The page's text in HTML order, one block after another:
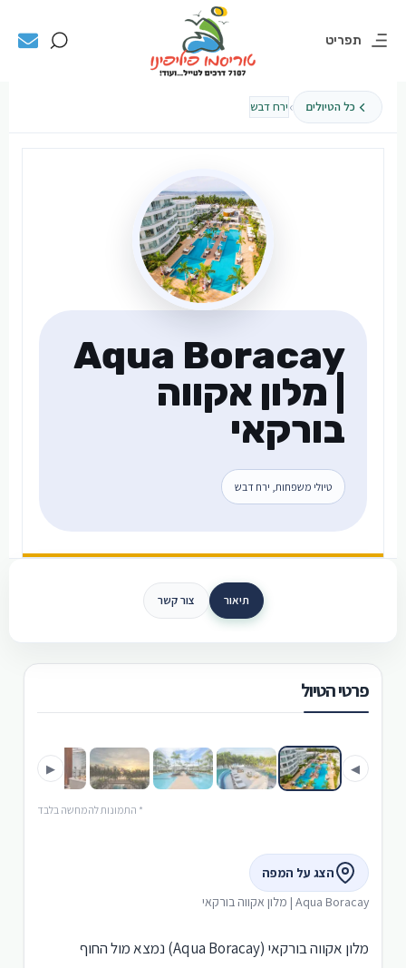
תפריט
כל הטיולים ›ירח דבש
Aqua Boracay
| מלון אקווה
בורקאי
טיולי משפחות, ירח דבש
תיאור צור קשר
פרטי הטיול
◀
▶
* התמונות להמחשה בלבד
הצג על המפה
Aqua Boracay | מלון אקווה בורקאי
מלון אקווה בורקאי (Aqua Boracay) נמצא מול החוף